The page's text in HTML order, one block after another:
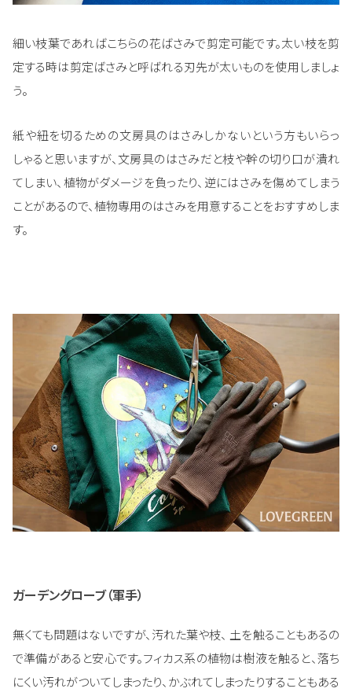
細い枝葉であればこちらの花ばさみで剪定可能です。太い枝を剪
定する時は剪定ばさみと呼ばれる刃先が太いものを使用しましょ
う。
紙や紐を切るための文房具のはさみしかないという方もいらっ
しゃると思いますが、文房具のはさみだと枝や幹の切り口が潰れ
てしまい、植物がダメージを負ったり、逆にはさみを傷めてしまう
ことがあるので、植物専用のはさみを用意することをおすすめしま
す。
ガーデングローブ（軍手）
無くても問題はないですが、汚れた葉や枝、 土を触ることもあるの
で準備があると安心です。フィカス系の植物は樹液を触ると、落ち
にくい汚れがついてしまったり、かぶれてしまったりすることもある